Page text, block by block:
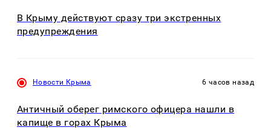
В Крыму действуют сразу три экстренных
предупреждения
Новости Крыма 6 часов назад
Античный оберег римского офицера нашли в
капище в горах Крыма